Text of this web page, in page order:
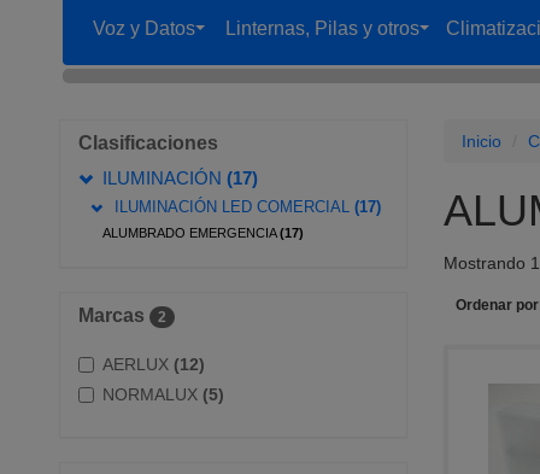
Voz y Datos Linternas, Pilas y otros
Clasificaciones
ILUMINACIÓN (17)
ILUMINACIÓN LED COMERCIAL (17)
ALUMBRADO EMERGENCIA(17)
Marcas 2
AERLUX (12)
NORMALUX (5)
Inicio
Mostrando
Ordenar por